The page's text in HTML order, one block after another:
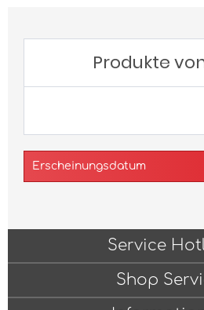
Produkte
Service
Shop